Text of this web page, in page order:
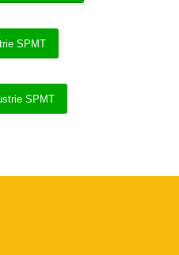
SPMT
SPMT